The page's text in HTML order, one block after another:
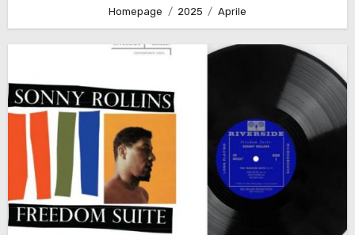
Homepage 2025 Aprile